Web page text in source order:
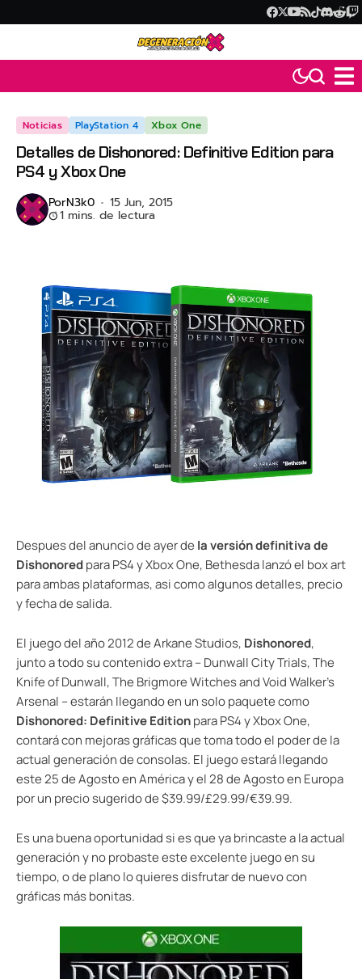
Noticias PlayStation 4 Xbox One
Detalles de Dishonored: Definitive Edition para
PS4 y Xbox One
PorN3k0 15 Jun, 2015
1 mins. de lectura
Despues del anuncio de ayer de la versión definitiva de
Dishonoredpara PS4 y Xbox One, Bethesda lanzó el box art
para ambas plataformas, asi como algunos detalles, precio
y fecha de salida.
El juego del año 2012 de Arkane Studios, Dishonored,
junto a todo su contenido extra – Dunwall City Trials, The
Knife of Dunwall, The Brigmore Witches and Void Walker’s
Arsenal – estarán llegando en un solo paquete como
Dishonored: Definitive Editionpara PS4 y Xbox One,
contará con mejoras gráficas que toma todo el poder de la
actual generación de consolas. El juego estará llegando
este 25 de Agosto en América y el 28 de Agosto en Europa
por un precio sugerido de $39.99/£29.99/€39.99.
Es una buena oportunidad si es que ya brincaste a la actual
generación y no probaste este excelente juego en su
tiempo, o de plano lo quieres disfrutar de nuevo con
gráficas más bonitas.